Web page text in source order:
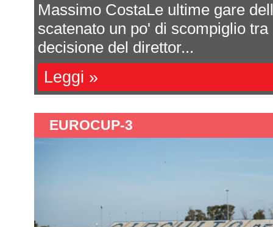
Massimo CostaLe ultime gare
scatenato un po' di scompiglio
decisione del direttor...
Leggi »
EUROCUP-3